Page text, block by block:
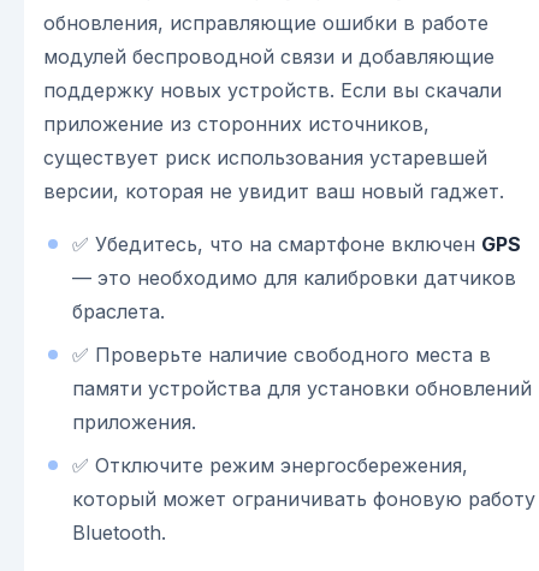
обновления, исправляющие ошибки в работе
модулей беспроводной связи и добавляющие
поддержку новых устройств. Если вы скачали
приложение из сторонних источников,
существует риск использования устаревшей
версии, которая не увидит ваш новый гаджет.
✅ Убедитесь, что на смартфоне включен GPS
— это необходимо для калибровки датчиков
браслета.
✅ Проверьте наличие свободного места в
памяти устройства для установки обновлений
приложения.
✅ Отключите режим энергосбережения,
который может ограничивать фоновую работу
Bluetooth.